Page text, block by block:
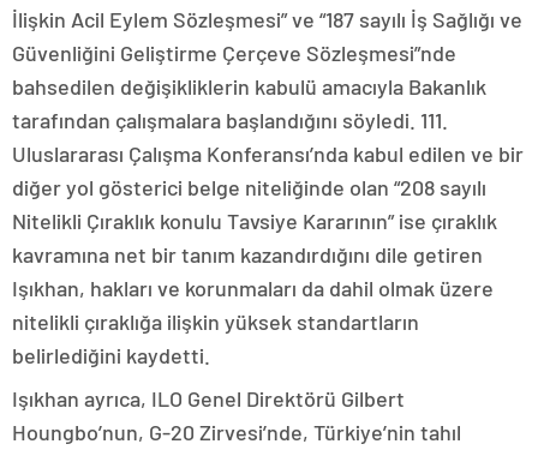
İlişkin Acil Eylem Sözleşmesi” ve “187 sayılı İş Sağlığı ve
Güvenliğini Geliştirme Çerçeve Sözleşmesi”nde
bahsedilen değişikliklerin kabulü amacıyla Bakanlık
tarafından çalışmalara başlandığını söyledi. 111.
Uluslararası Çalışma Konferansı’nda kabul edilen ve bir
diğer yol gösterici belge niteliğinde olan “208 sayılı
Nitelikli Çıraklık konulu Tavsiye Kararının” ise çıraklık
kavramına net bir tanım kazandırdığını dile getiren
Işıkhan, hakları ve korunmaları da dahil olmak üzere
nitelikli çıraklığa ilişkin yüksek standartların
belirlediğini kaydetti.
Işıkhan ayrıca, ILO Genel Direktörü Gilbert
Houngbo’nun, G-20 Zirvesi’nde, Türkiye’nin tahıl